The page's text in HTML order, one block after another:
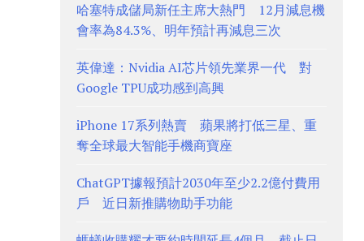
哈塞特成儲局新任主席大熱門 12月減息機
會率為84.3%、明年預計再減息三次
英偉達：Nvidia AI芯片領先業界一代 對
Google TPU成功感到高興
iPhone 17系列熱賣 蘋果將打低三星、重
奪全球最大智能手機商寶座
ChatGPT據報預計2030年至少2.2億付費用
戶 近日新推購物助手功能